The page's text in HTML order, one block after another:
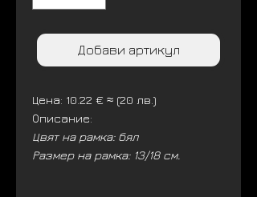
Добави артикул
Цена: 10.22 € ≈ (20 лв.)
Описание:
Цвят на рамка: бял
Размер на рамка: 13/18 см.